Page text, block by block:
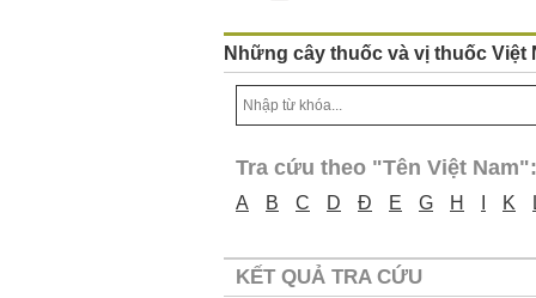
Những cây thuốc và vị thuốc Việt
Tra cứu theo "Tên Việt Nam":
A B C D Đ E G H K
KẾT QUẢ TRA CỨU